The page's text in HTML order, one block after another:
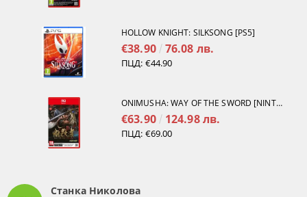
HOLLOW KNIGHT: SILKSONG [PS5]
€38.90 76.08 лв.
ПЦД: €44.90
ONIMUSHA: WAY OF THE SWORD [NINTENDO SWITCH 2]
€63.90 124.98 лв.
ПЦД: €69.00
Станка Николова